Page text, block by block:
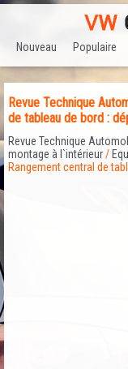
Nouveau Populaire
Revue Technique
de tableau de bord :
Revue Technique
montage à l`intérieur/
Rangement central de